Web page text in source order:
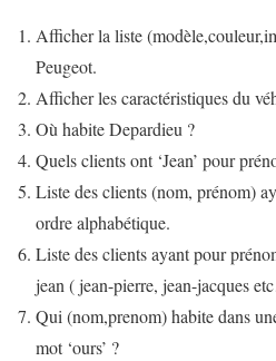
Afficher la liste
Peugeot.
Afficher les caractéristiques du
Où habite Depardieu ?
Quels clients ont ‘Jean’ pour
Liste des clients (nom, prénom)
ordre alphabétique.
Liste des clients ayant pour
jean ( jean-pierre, jean-jacques
Qui (nom,prenom) habite dans
mot ‘ours’ ?